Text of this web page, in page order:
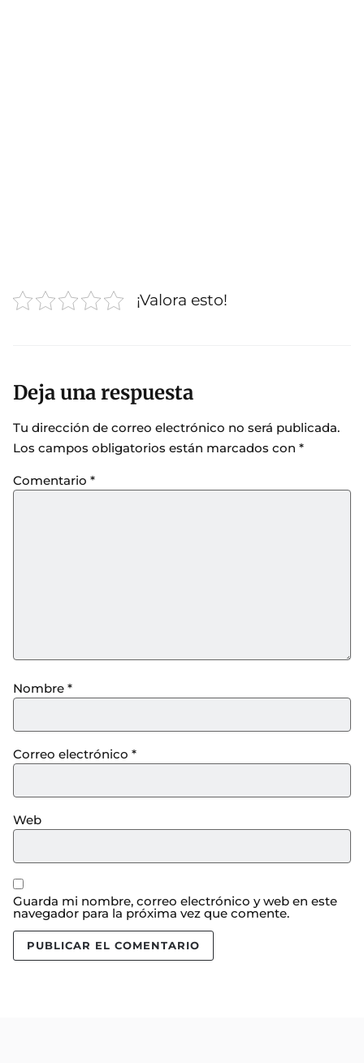
¡Valora esto!
Deja una respuesta
Tu dirección de correo electrónico no será publicada.
Los campos obligatorios están marcados con *
Comentario *
Nombre *
Correo electrónico *
Web
Guarda mi nombre, correo electrónico y web en este
navegador para la próxima vez que comente.